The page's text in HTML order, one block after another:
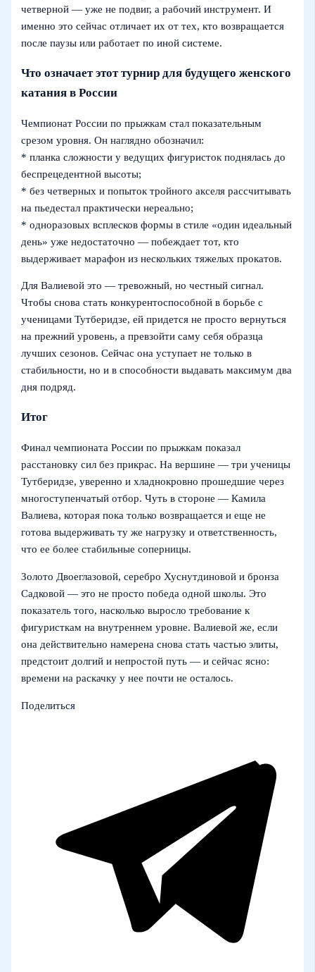
четверной — уже не подвиг, а рабочий инструмент. И
именно это сейчас отличает их от тех, кто возвращается
после паузы или работает по иной системе.
Что означает этот турнир для будущего женского
катания в России
Чемпионат России по прыжкам стал показательным
срезом уровня. Он наглядно обозначил:
* планка сложности у ведущих фигуристок поднялась до
беспрецедентной высоты;
* без четверных и попыток тройного акселя рассчитывать
на пьедестал практически нереально;
* одноразовых всплесков формы в стиле «один идеальный
день» уже недостаточно — побеждает тот, кто
выдерживает марафон из нескольких тяжелых прокатов.
Для Валиевой это — тревожный, но честный сигнал.
Чтобы снова стать конкурентоспособной в борьбе с
ученицами Тутберидзе, ей придется не просто вернуться
на прежний уровень, а превзойти саму себя образца
лучших сезонов. Сейчас она уступает не только в
стабильности, но и в способности выдавать максимум два
дня подряд.
Итог
Финал чемпионата России по прыжкам показал
расстановку сил без прикрас. На вершине — три ученицы
Тутберидзе, уверенно и хладнокровно прошедшие через
многоступенчатый отбор. Чуть в стороне — Камила
Валиева, которая пока только возвращается и еще не
готова выдерживать ту же нагрузку и ответственность,
что ее более стабильные соперницы.
Золото Двоеглазовой, серебро Хуснутдиновой и бронза
Садковой — это не просто победа одной школы. Это
показатель того, насколько выросло требование к
фигуристкам на внутреннем уровне. Валиевой же, если
она действительно намерена снова стать частью элиты,
предстоит долгий и непростой путь — и сейчас ясно:
времени на раскачку у нее почти не осталось.
Поделиться